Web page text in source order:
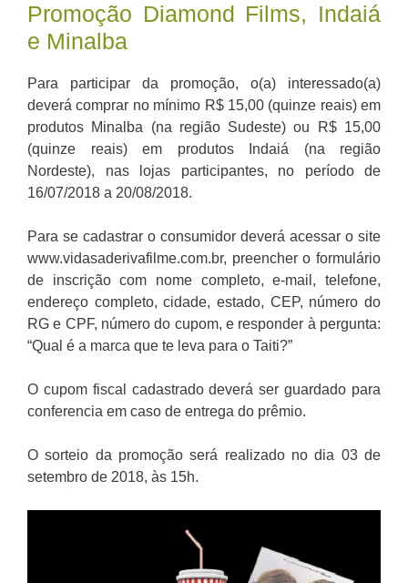
Promoção Diamond Films, Indaiá
e Minalba
Para participar da promoção, o(a) interessado(a)
deverá comprar no mínimo R$ 15,00 (quinze reais) em
produtos Minalba (na região Sudeste) ou R$ 15,00
(quinze reais) em produtos Indaiá (na região
Nordeste), nas lojas participantes, no período de
16/07/2018 a 20/08/2018.
Para se cadastrar o consumidor deverá acessar o site
www.vidasaderivafilme.com.br, preencher o formulário
de inscrição com nome completo, e-mail, telefone,
endereço completo, cidade, estado, CEP, número do
RG e CPF, número do cupom, e responder à pergunta:
“Qual é a marca que te leva para o Taiti?”
O cupom fiscal cadastrado deverá ser guardado para
conferencia em caso de entrega do prêmio.
O sorteio da promoção será realizado no dia 03 de
setembro de 2018, às 15h.